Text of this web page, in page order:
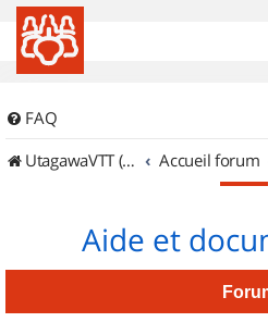
FAQ
UtagawaVTT (Randos VTT et VTTAE avec traces GPS)
Accueil forum
Aide et